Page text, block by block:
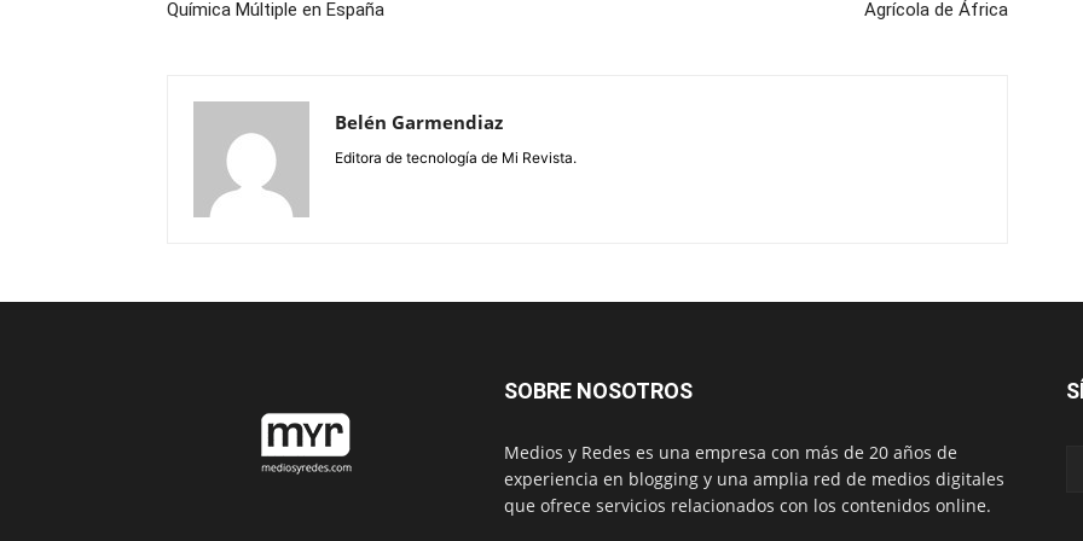
Química Múltiple en España
Agrícola de África
Belén Garmendiaz
Editora de tecnología de Mi Revista.
SOBRE NOSOTROS
Medios y Redes es una empresa con más de 20 años de
experiencia en blogging y una amplia red de medios digitales
que ofrece servicios relacionados con los contenidos online.